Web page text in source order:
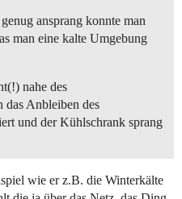
ansprang konnte man
man eine kalte Umgebung
nahe des
das Anbleiben des
und der Kühlschrank sprang
wie er z.B. die Winterkälte